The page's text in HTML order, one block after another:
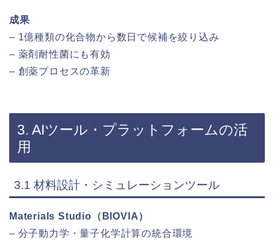
成果
– 1億種類の化合物から数日で候補を絞り込み
– 薬剤耐性菌にも有効
– 創薬プロセスの革新
3. AIツール・プラットフォームの活
用
3.1 材料設計・シミュレーションツール
Materials Studio（BIOVIA）
– 分子動力学・量子化学計算の統合環境